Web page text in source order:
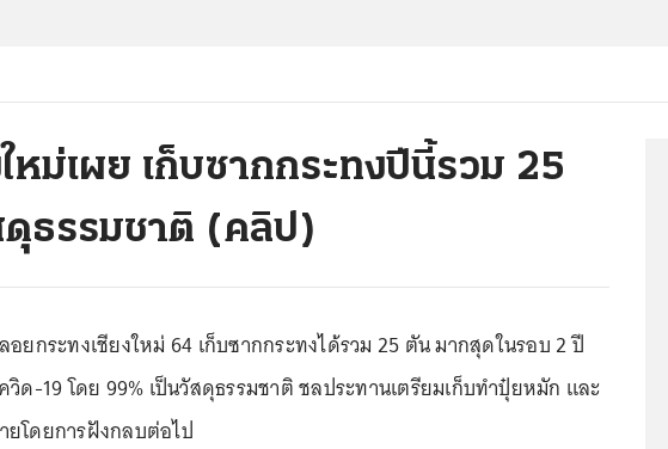
หม่เผย เก็บซากกระทงปีนี้รวม 25
ธรรมชาติ (คลิป)
อยกระทงเชียงใหม่ 64 เก็บซากกระทงได้รวม 25 ตัน มากสุดในรอบ 2 ปี
วิด-19 โดย 99% เป็นวัสดุธรรมชาติ ชลประทานเตรียมเก็บทำปุ๋ยหมัก และ
ยโดยการฝังกลบต่อไป